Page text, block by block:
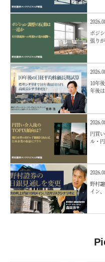
ポジ
張り
10年
年後
円買
ル・
野村
イン